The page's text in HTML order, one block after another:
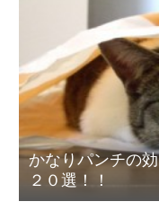
かなりパンチの
２０選！！